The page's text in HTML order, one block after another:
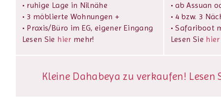
• ruhige Lage in Nilnähe
• 3 möblierte Wohnungen +
• Praxis/Büro im EG, eigener Eingang
Lesen Sie hier mehr!
• ab Assuan
• 4 bzw. 3
• Safariboot
Lesen Sie hier
Kleine Dahabeya zu verkaufen! Lesen